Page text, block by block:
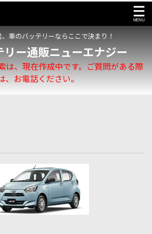
車のバッテリーならここで決まり！
リー通販ニューエナジー
は、現在作成中です。ご質問がある際
、お電話ください。